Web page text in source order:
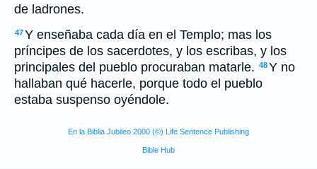
de ladrones.
47Y enseñaba cada día en el Templo; mas los
príncipes de los sacerdotes, y los escribas, y los
principales del pueblo procuraban matarle. 48Y no
hallaban qué hacerle, porque todo el pueblo
estaba suspenso oyéndole.
En la Biblia Jubileo 2000 (©) Life Sentence Publishing
Bible Hub